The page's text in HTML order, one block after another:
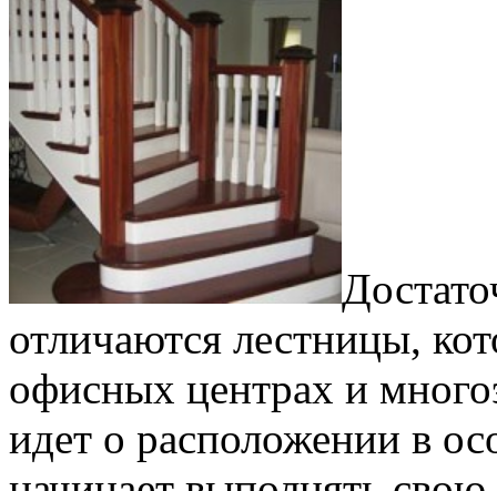
отличаются лестницы,
офисных центрах и
идет о расположении в